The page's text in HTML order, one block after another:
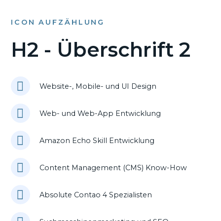
ICON AUFZÄHLUNG
H2 - Überschrift 2
Website-, Mobile- und UI Design
Web- und Web-App Entwicklung
Amazon Echo Skill Entwicklung
Content Management (CMS) Know-How
Absolute Contao 4 Spezialisten